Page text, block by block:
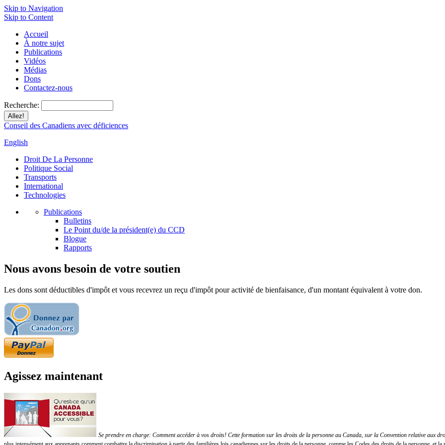
Skip to Navigation
Skip to Content
Accueil
À notre sujet
Publications
Vidéos
Médias
Dons
Contactez-nous
Recherche:
Conseil des Canadiens avec déficiences
English
Droit De La Personne
Politique Social
Transports
International
Technologies
Publications
Bulletins
Le Point du/de la président(e) du CCD
Blogue
Rapports
Nous avons besoin de votre soutien
Les dons sont déductibles d'impôt et vous recevrez un reçu d'impôt pour activité de bienfaisance, d'un montant équivalent à votre don.
Agissez maintenant
Se prendre en charge: Comment accéder à vos droits! Cette formation sur les droits de la personne au Canada, sur la Convention relative aux